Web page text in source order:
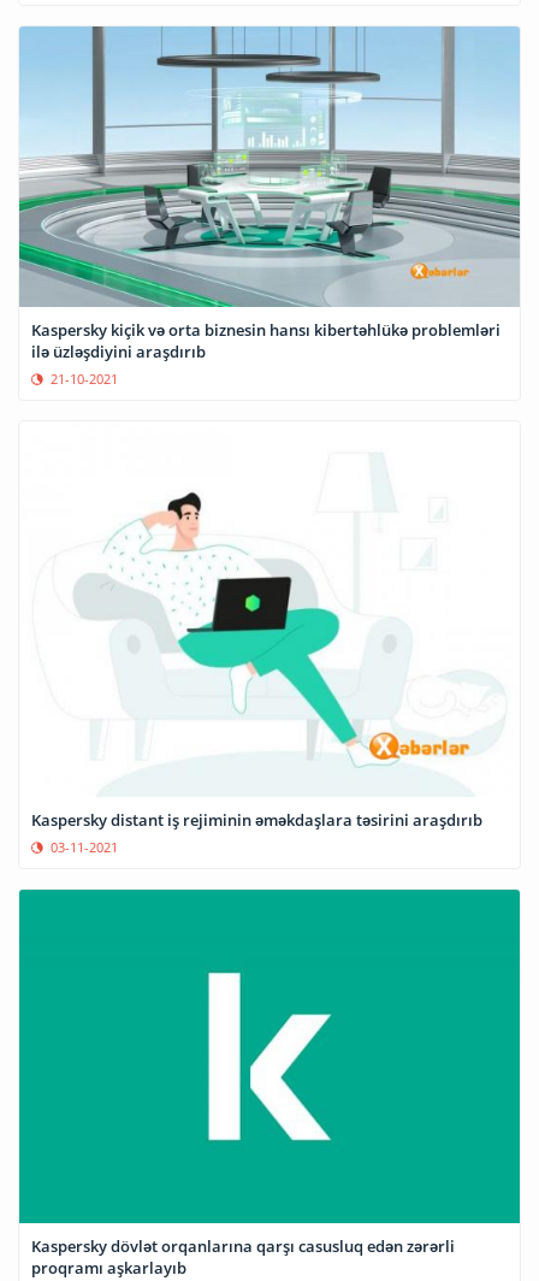
Kaspersky kiçik və orta biznesin hansı kibertəhlükə problemləri
ilə üzləşdiyini araşdırıb
21-10-2021
Kaspersky distant iş rejiminin əməkdaşlara təsirini araşdırıb
03-11-2021
Kaspersky dövlət orqanlarına qarşı casusluq edən zərərli
proqramı aşkarlayıb